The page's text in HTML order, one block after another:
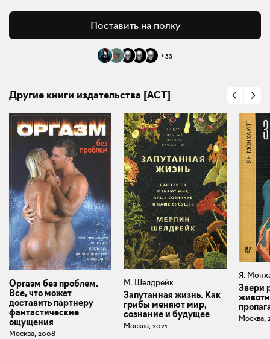
Поставить на полку
+33
Другие книги издательства [АСТ]
Оргазм без проблем.
Все, что может
доставить партнеру
фантастические
ощущения
Москва, 2008
М. Шелдрейк
Запутанная жизнь. Как
грибы меняют мир,
сознание и будущее
Москва, 2021
Я.
Звери
Москва,